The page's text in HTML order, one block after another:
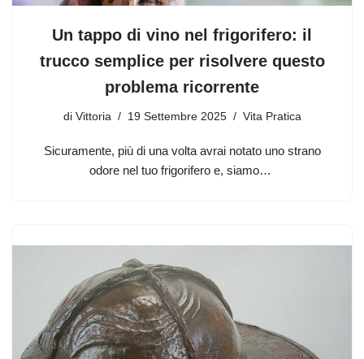
Un tappo di vino nel frigorifero: il
trucco semplice per risolvere questo
problema ricorrente
di Vittoria 19 Settembre 2025 Vita Pratica
Sicuramente, più di una volta avrai notato uno strano
odore nel tuo frigorifero e, siamo…